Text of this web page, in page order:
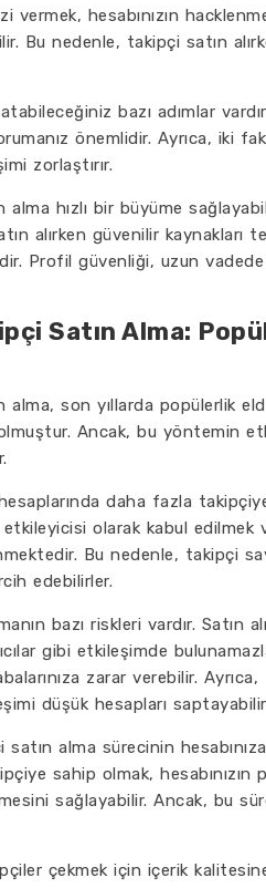
vermek, hesabınızın
Bu nedenle, takipçi satın
bazı adımlar
önemlidir. Ayrıca, iki
zorlaştırır.
hızlı bir büyüme
alırken güvenilir
Profil güvenliği, uzun
Satın Alma:
son yıllarda popülerlik
Ancak, bu yöntemin
daha fazla
olarak kabul
Bu nedenle, takipçi
edebilirler.
bazı riskleri vardır. Satın
gibi etkileşimde
zarar verebilir.
düşük hesapları
alma sürecinin
sahip olmak, hesabınızın
sağlayabilir. Ancak, bu
çekmek için içerik